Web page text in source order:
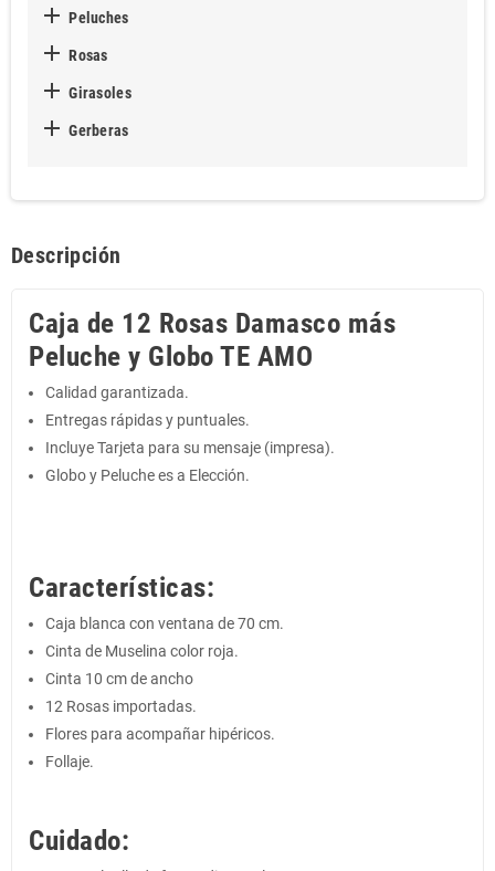
 Peluches
 Rosas
 Girasoles
 Gerberas
Descripción
Caja de 12 Rosas Damasco más
Peluche y Globo TE AMO
Calidad garantizada.
Entregas rápidas y puntuales.
Incluye Tarjeta para su mensaje (impresa).
Globo y Peluche es a Elección.
Características:
Caja blanca con ventana de 70 cm.
Cinta de Muselina color roja.
Cinta 10 cm de ancho
12 Rosas importadas.
Flores para acompañar hipéricos.
Follaje.
Cuidado: